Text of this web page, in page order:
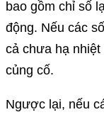
bao gồm chỉ số
động. Nếu các
cả chưa hạ
củng cố.
Ngược lại, nếu